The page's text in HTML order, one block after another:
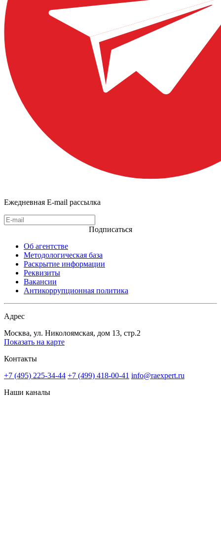
Ежедневная E-mail рассылка
Подписаться
Об агентстве
Методологическая база
Раскрытие информации
Реквизиты
Вакансии
Антикоррупционная политика
Адрес
Москва, ул. Николоямская, дом 13, стр.2
Показать на карте
Контакты
+7 (495) 225-34-44 +7 (499) 418-00-41 info@raexpert.ru
Наши каналы